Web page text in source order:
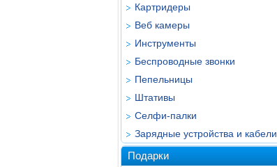
Картридеры
Веб камеры
Инструменты
Беспроводные звонки
Пепельницы
Штативы
Селфи-палки
Зарядные устройства и кабели
Подарки